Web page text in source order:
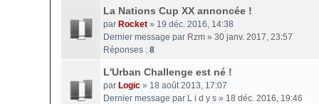
La Nations Cup XX annoncée !
par Rocket » 19 déc. 2016, 14:38
Dernier message par Rzm » 30 janv. 2017, 23:57
Réponses : 8
L'Urban Challenge est né !
par Logic » 18 août 2013, 17:07
Dernier message par L i d y s » 18 déc. 2016, 19:46